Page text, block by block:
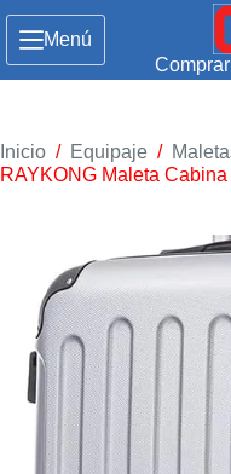
Menú
Inicio / Equipaje /
RAYKONG Maleta Cabina